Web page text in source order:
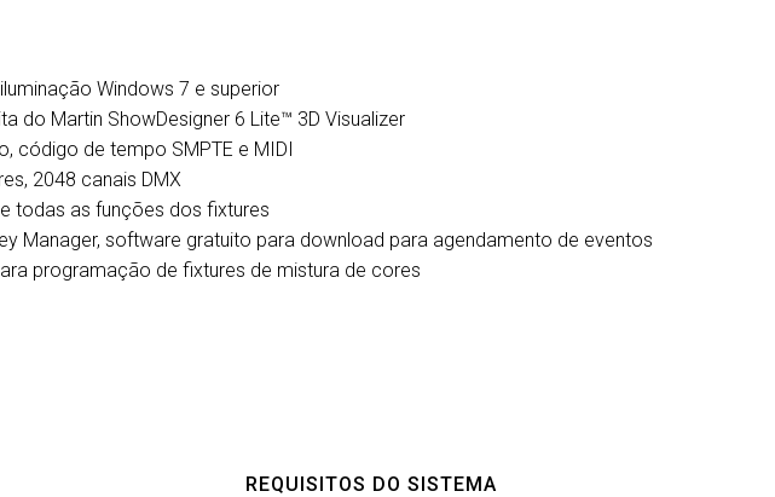
Windows 7 e superior
do Martin ShowDesigner 6 Lite™ 3D Visualizer
código de tempo SMPTE e MIDI
2048 canais DMX
todas as funções dos fixtures
Manager, software gratuito para download para agendamento de eventos
programação de fixtures de mistura de cores
REQUISITOS DO SISTEMA